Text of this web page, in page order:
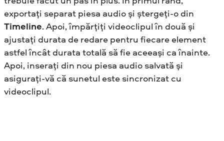
exportați separat piesa audio și ștergeți-o din
Timeline. Apoi, împărțiți videoclipul în două și
ajustați durata de redare pentru fiecare element
astfel încât durata totală să fie aceeași ca înainte.
Apoi, inserați din nou piesa audio salvată și
asigurați-vă că sunetul este sincronizat cu
videoclipul.